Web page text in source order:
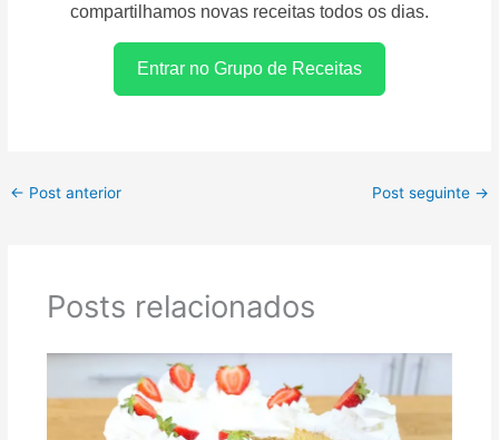
compartilhamos novas receitas todos os dias.
Entrar no Grupo de Receitas
← Post anterior Post seguinte →
Posts relacionados